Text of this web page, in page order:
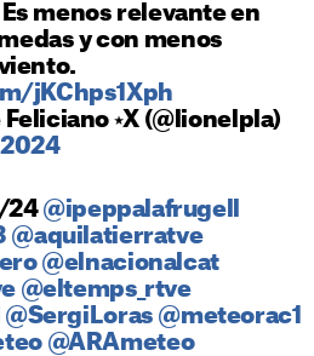
menos relevante en
y con menos
jKChps1Xph
⭑X (@lionelpla)
2024
24 @ipeppalafrugell
@aquilatierratve
@elnacionalcat
@eltemps_rtve
@SergiLoras @meteorac1
@ARAmeteo